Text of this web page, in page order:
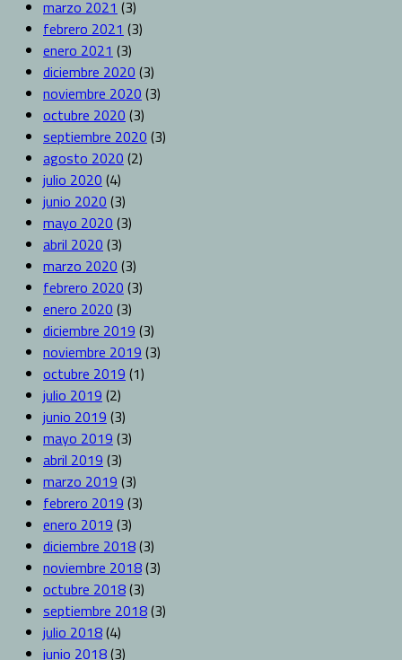
marzo 2021 (3)
febrero 2021 (3)
enero 2021 (3)
diciembre 2020 (3)
noviembre 2020 (3)
octubre 2020 (3)
septiembre 2020 (3)
agosto 2020 (2)
julio 2020 (4)
junio 2020 (3)
mayo 2020 (3)
abril 2020 (3)
marzo 2020 (3)
febrero 2020 (3)
enero 2020 (3)
diciembre 2019 (3)
noviembre 2019 (3)
octubre 2019 (1)
julio 2019 (2)
junio 2019 (3)
mayo 2019 (3)
abril 2019 (3)
marzo 2019 (3)
febrero 2019 (3)
enero 2019 (3)
diciembre 2018(3)
noviembre 2018(3)
octubre 2018(3)
septiembre 2018(3)
julio 2018(4)
junio 2018(3)